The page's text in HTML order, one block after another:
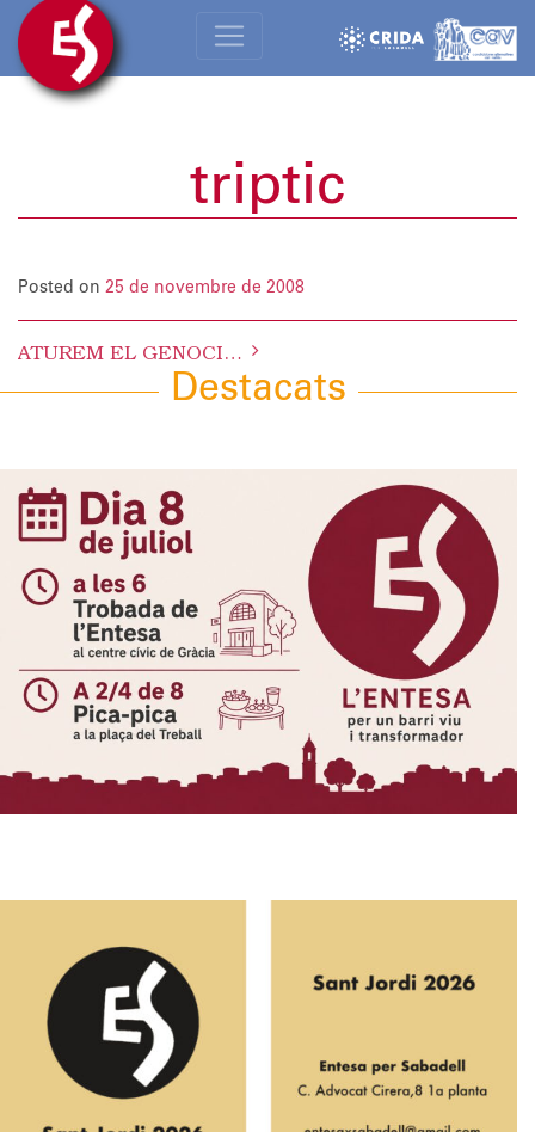
triptic
Posted on 25 de novembre de 2008
navigation
ATUREM EL GENOCIDI A GAZA
Destacats